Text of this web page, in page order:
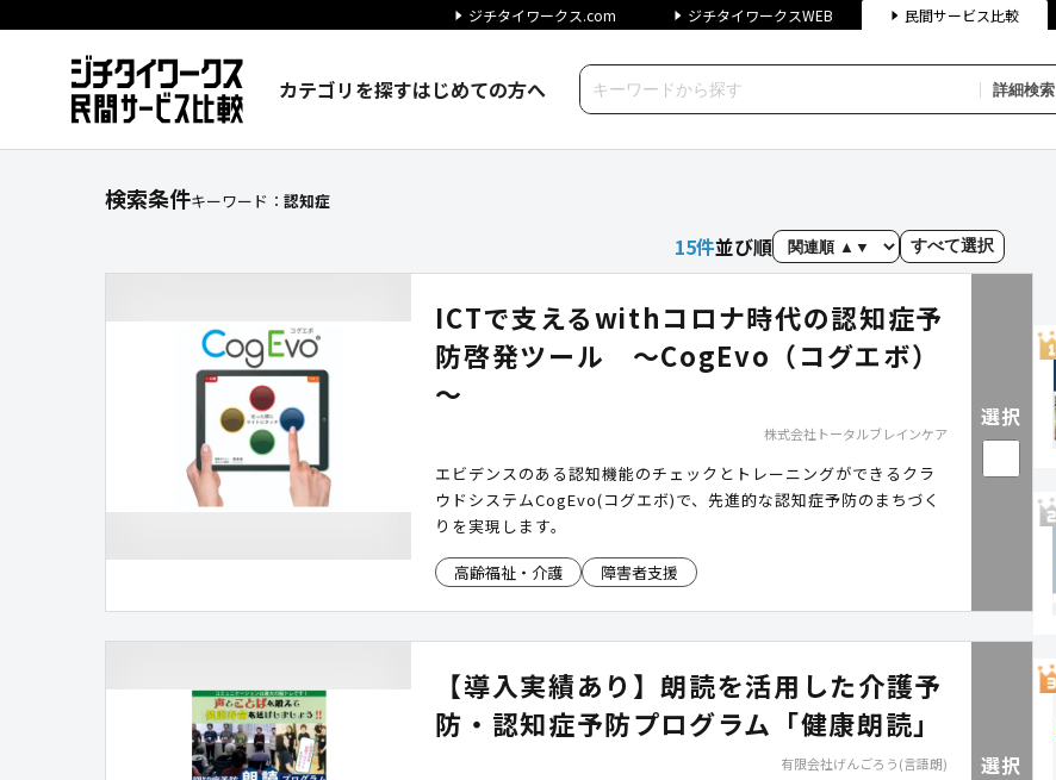
ジチタイワークス.com ジチタイワークスWEB 民間サービス比較
カテゴリを探すはじめての方へ 詳細検索
サービスを探す｜ジチタイワークス民間サービス比較
検索条件キーワード： 認知症
15件並び順 すべて選択
ICTで支えるwithコロナ時代の認知症予
防啓発ツール ～CogEvo（コグエボ）
～
株式会社トータルブレインケア
エビデンスのある認知機能のチェックとトレーニングができるクラ
ウドシステムCogEvo(コグエボ)で、先進的な認知症予防のまちづく
りを実現します。
高齢福祉・介護 障害者支援
選択
【導入実績あり】朗読を活用した介護予
防・認知症予防プログラム「健康朗読」
有限会社げんごろう(言語朗) 選択